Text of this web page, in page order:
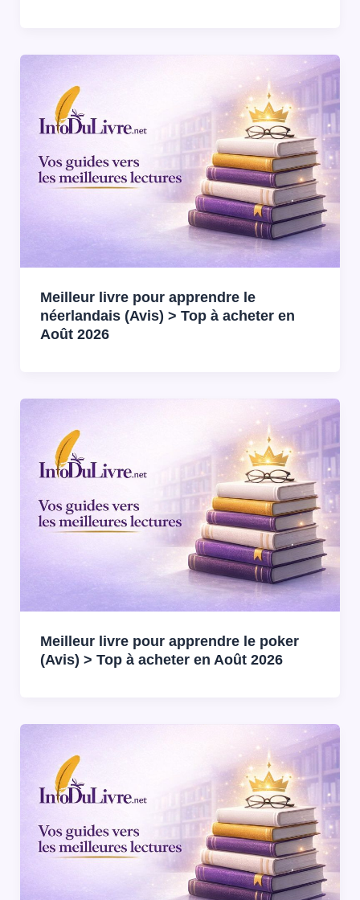
Meilleur livre pour apprendre le
néerlandais (Avis) > Top à acheter en
Août 2026
Meilleur livre pour apprendre le poker
(Avis) > Top à acheter en Août 2026